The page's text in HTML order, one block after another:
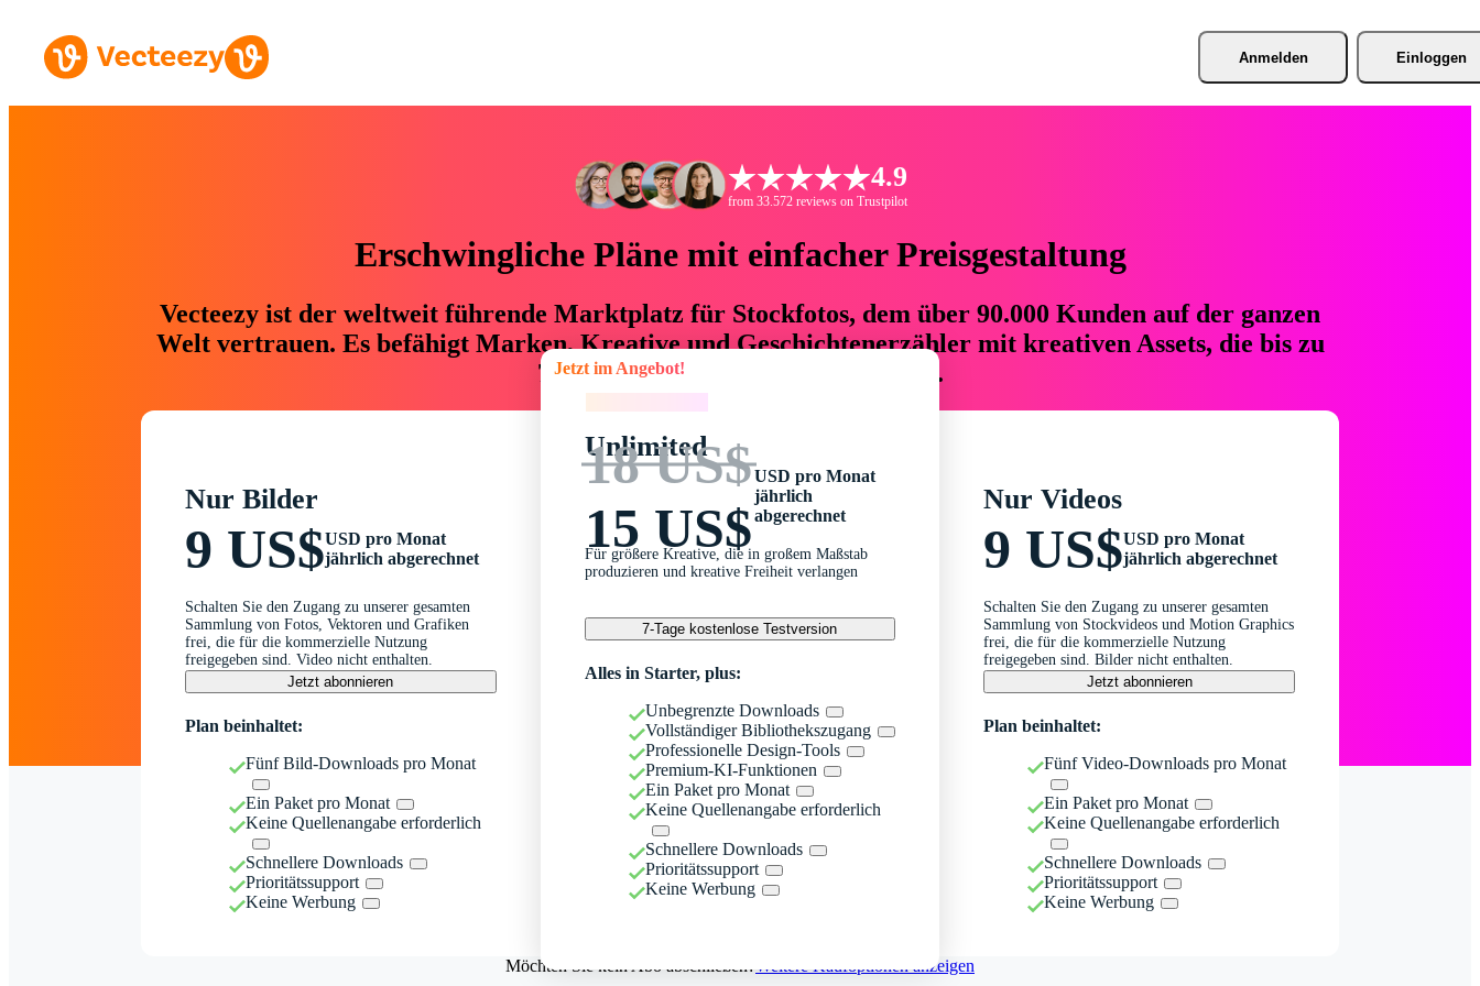
Anmelden Einloggen
4.9
from 33.572 reviews on Trustpilot
Erschwingliche Pläne mit einfacher Preisgestaltung
Vecteezy ist der weltweit führende Marktplatz für Stockfotos, dem über 90.000 Kunden auf der ganzen
Welt vertrauen. Es befähigt Marken, Kreative und Geschichtenerzähler mit kreativen Assets, die bis zu
76 % an Zeit und Budget einsparen.
Nur Bilder
9 US$USD pro Monat
jährlich abgerechnet
Schalten Sie den Zugang zu unserer gesamten
Sammlung von Fotos, Vektoren und Grafiken
frei, die für die kommerzielle Nutzung
freigegeben sind. Video nicht enthalten.
Jetzt abonnieren
Plan beinhaltet:
Fünf Bild-Downloads pro Monat
Ein Paket pro Monat
Keine Quellenangabe erforderlich
Schnellere Downloads
Prioritätssupport
Keine Werbung
Jetzt im Angebot!
Unlimited
18 US$
15 US$
USD pro Monat
jährlich
abgerechnet
Für größere Kreative, die in großem Maßstab
produzieren und kreative Freiheit verlangen
7-Tage kostenlose Testversion
Alles in Starter, plus:
Unbegrenzte Downloads
Vollständiger Bibliothekszugang
Professionelle Design-Tools
Premium-KI-Funktionen
Ein Paket pro Monat
Keine Quellenangabe erforderlich
Schnellere Downloads
Prioritätssupport
Keine Werbung
Nur Videos
9 US$USD pro Monat
jährlich abgerechnet
Schalten Sie den Zugang zu unserer gesamten
Sammlung von Stockvideos und Motion Graphics
frei, die für die kommerzielle Nutzung
freigegeben sind. Bilder nicht enthalten.
Jetzt abonnieren
Plan beinhaltet:
Fünf Video-Downloads pro Monat
Ein Paket pro Monat
Keine Quellenangabe erforderlich
Schnellere Downloads
Prioritätssupport
Keine Werbung
Möchten Sie kein Abo abschließen?Weitere Kaufoptionen anzeigen